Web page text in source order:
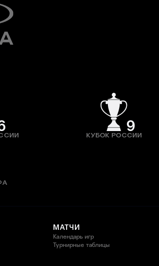
9
КУБОК РОССИИ
МАТЧИ
Календарь игр
Турнирные таблицы